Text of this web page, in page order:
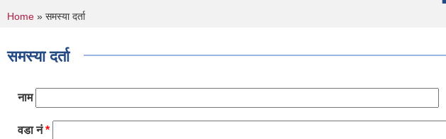
You are here
Home » समस्या दर्ता
समस्या दर्ता
नाम
वडा नं*